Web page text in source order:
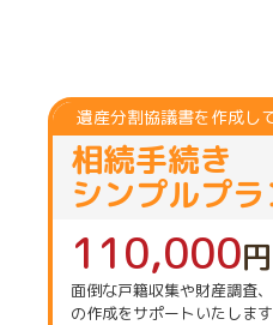
遺産分割協議書を作成し
相続手続き
シンプルプ
110,000
面倒な戸籍収集や財産調査
の作成をサポートいたしま